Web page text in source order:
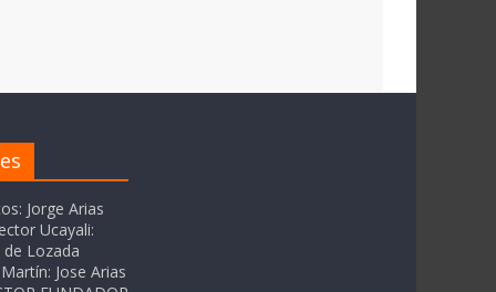
Jorge Arias
Ucayali:
Lozada
Jose Arias